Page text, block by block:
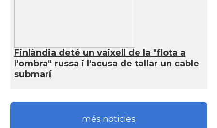
Finlàndia deté un vaixell de la "flota a
l'ombra" russa i l'acusa de tallar un cable
submarí
més noticies